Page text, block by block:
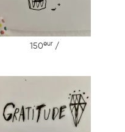
150eur /